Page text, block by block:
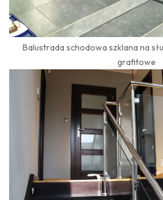
Balustrada schodowa szklana na
grafitowe